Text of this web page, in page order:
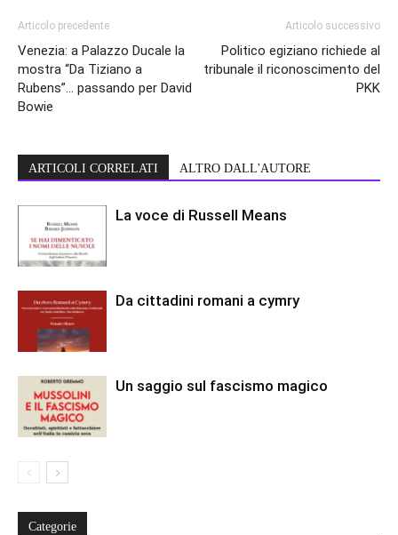
Articolo precedente
Venezia: a Palazzo Ducale la
mostra “Da Tiziano a
Rubens”… passando per David
Bowie
Articolo successivo
Politico egiziano richiede al
tribunale il riconoscimento del
PKK
ARTICOLI CORRELATI ALTRO DALL'AUTORE
La voce di Russell Means
Da cittadini romani a cymry
Un saggio sul fascismo magico
Categorie